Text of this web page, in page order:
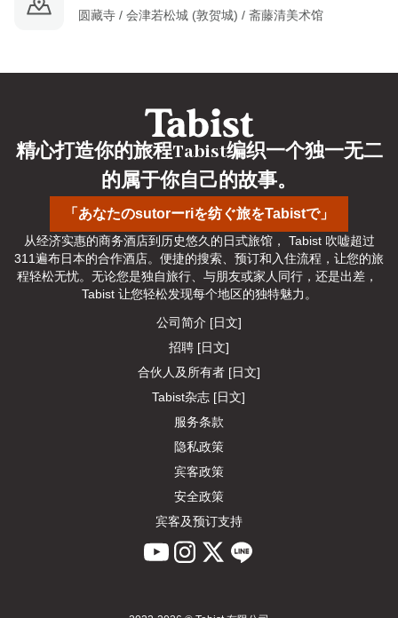
圆藏寺 / 会津若松城 (敦贺城) / 斋藤清美术馆
「あなたのsutorーriを纺ぐ旅をTabistで」
精心打造你的旅程Tabist编织一个独一无二
的属于你自己的故事。
从经济实惠的商务酒店到历史悠久的日式旅馆， Tabist 吹嘘超过
311遍布日本的合作酒店。便捷的搜索、预订和入住流程，让您的旅
程轻松无忧。无论您是独自旅行、与朋友或家人同行，还是出差，
Tabist 让您轻松发现每个地区的独特魅力。
公司简介 [日文]
招聘 [日文]
合伙人及所有者 [日文]
Tabist杂志 [日文]
服务条款
隐私政策
宾客政策
安全政策
宾客及预订支持